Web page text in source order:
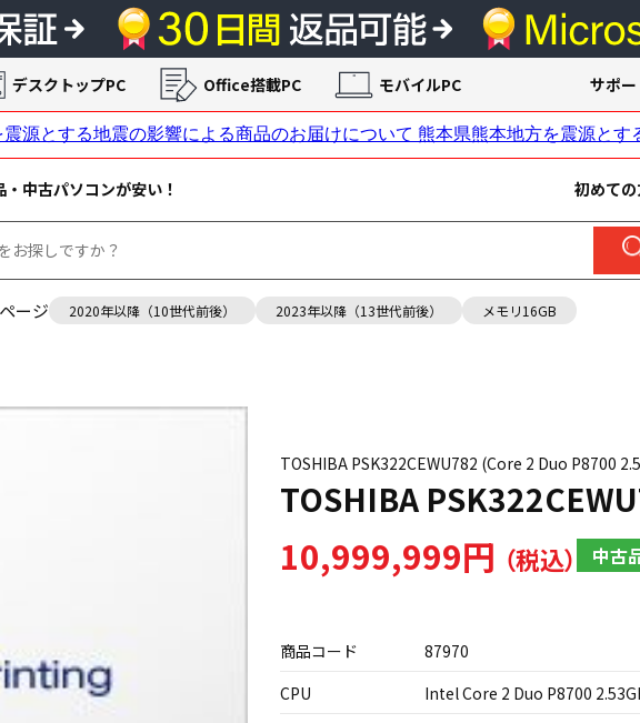
中古パソコンが安い！ 初めて
ージ 2020年以降（10世代前後） 2023年以降（13世代前後） メモリ16GB
デスクトップPC Office搭載PC モバイルPC サポー
TOSHIBA PSK322CEWU782 (Core 2 Duo P8700
TOSHIBA
10,999,999円 中古
商品コード
87970
CPU
Intel Core 2 Duo P8700